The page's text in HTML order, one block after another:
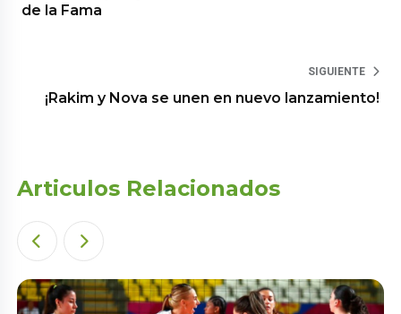
de la Fama
SIGUIENTE
¡Rakim y Nova se unen en nuevo lanzamiento!
Articulos Relacionados